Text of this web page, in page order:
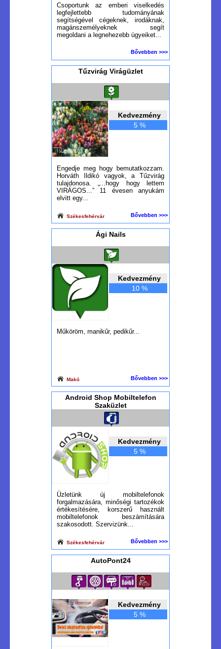
Csoportunk az emberi viselkedés
legfejlettebb tudományának
segítségével cégeknek, irodáknak,
magánszemélyeknek segít
megoldani a legnehezebb ügyeiket...
Bővebben >>>
Tűzvirág Virágüzlet
Kedvezmény
5 %
Engedje meg hogy bemutatkozzam.
Horváth Ildikó vagyok, a Tűzvirág
tulajdonosa. „...hogy hogy lettem
VIRÁGOS...” 11 évesen anyukám
elvitt egy...
Székesfehérvár Bővebben >>>
Ági Nails
Kedvezmény
10 %
Műköröm, manikűr, pedikűr...
Makó Bővebben >>>
Android Shop Mobiltelefon
Szaküzlet
Kedvezmény
5 %
Üzletünk új mobiltelefonok
forgalmazására, minőségi tartozékok
értékesítésére, korszerű használt
mobiltelefonok beszámítására
szakosodott. Szervizünk...
Székesfehérvár Bővebben >>>
AutoPont24
Kedvezmény
5 %